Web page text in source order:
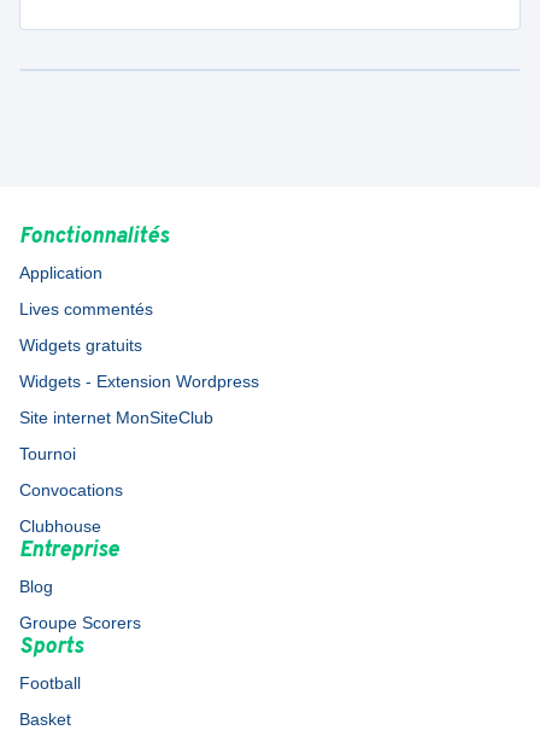
Fonctionnalités
Application
Lives commentés
Widgets gratuits
Widgets - Extension Wordpress
Site internet MonSiteClub
Tournoi
Convocations
Clubhouse
Entreprise
Blog
Groupe Scorers
Sports
Football
Basket